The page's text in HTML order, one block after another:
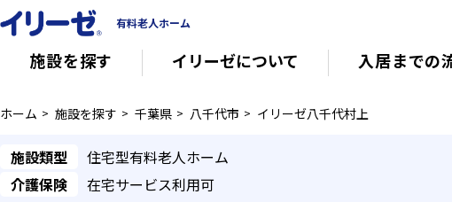
有料老人ホーム
施設を探す イリーゼについて 入居までの
意外と知らない介護保険の基本
ホーム 施設を探す 千葉県 八千代市 イリーゼ八千代村上
施設類型
住宅型有料老人ホーム
介護保険
在宅サービス利用可